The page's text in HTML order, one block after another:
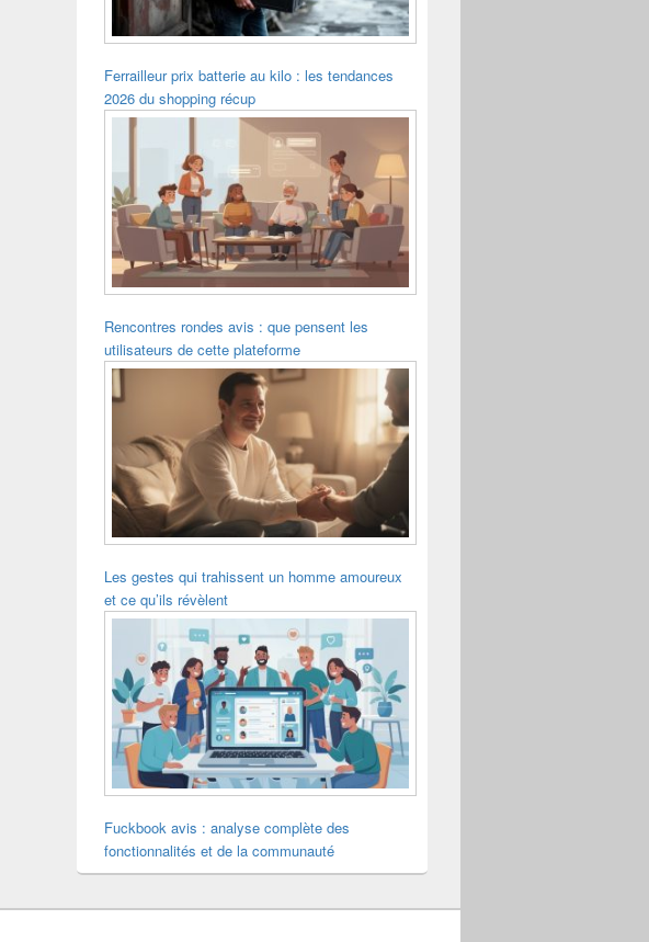
Ferrailleur prix batterie au kilo : les tendances
2026 du shopping récup
Rencontres rondes avis : que pensent les
utilisateurs de cette plateforme
Les gestes qui trahissent un homme amoureux
et ce qu’ils révèlent
Fuckbook avis : analyse complète des
fonctionnalités et de la communauté